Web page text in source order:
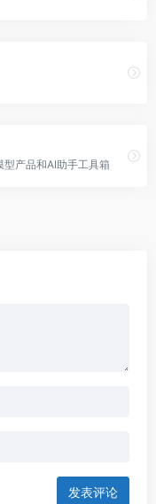
产品和AI助手工具箱
发表评论